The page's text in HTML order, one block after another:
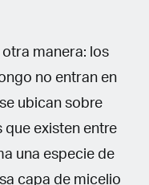
manera: los
no entran en
ubican sobre
que existen entre
una especie de
capa de micelio